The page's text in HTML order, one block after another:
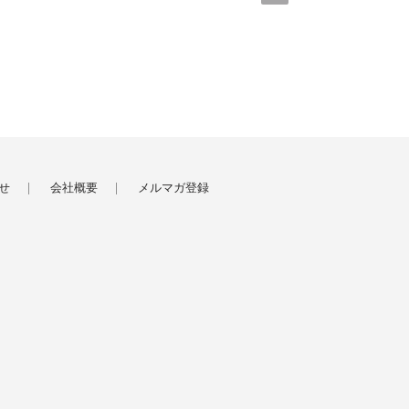
会社概要 メルマガ登録